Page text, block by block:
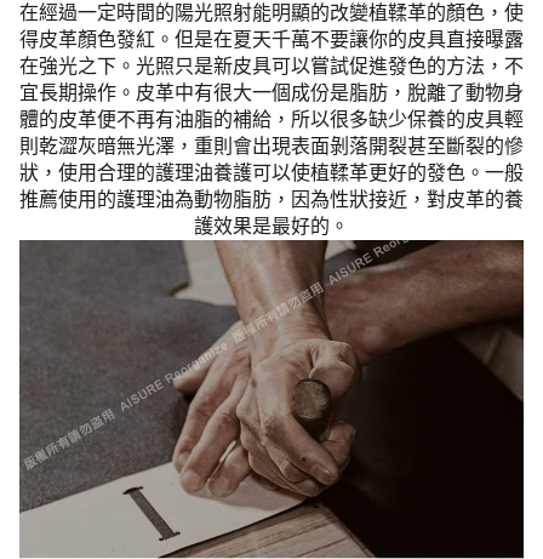
在經過一定時間的陽光照射能明顯的改變植鞣革的顏色，使
得皮革顏色發紅。但是在夏天千萬不要讓你的皮具直接曝露
在強光之下。光照只是新皮具可以嘗試促進發色的方法，不
宜長期操作。皮革中有很大一個成份是脂肪，脫離了動物身
體的皮革便不再有油脂的補給，所以很多缺少保養的皮具輕
則乾澀灰暗無光澤，重則會出現表面剝落開裂甚至斷裂的慘
狀，使用合理的護理油養護可以使植鞣革更好的發色。一般
推薦使用的護理油為動物脂肪，因為性狀接近，對皮革的養
護效果是最好的。